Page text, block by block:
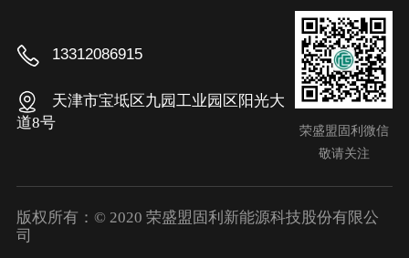
13312086915
天津市宝坻区九园工业园区阳光大
道8号
荣盛盟固利微信
敬请关注
版权所有：© 2020 荣盛盟固利新能源科技股份有限公
司